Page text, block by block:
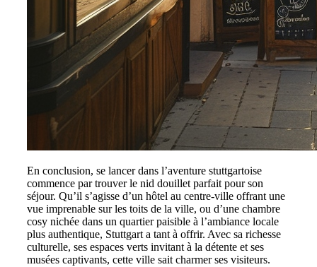
En conclusion, se lancer dans l’aventure stuttgartoise
commence par trouver le nid douillet parfait pour son
séjour. Qu’il s’agisse d’un hôtel au centre-ville offrant une
vue imprenable sur les toits de la ville, ou d’une chambre
cosy nichée dans un quartier paisible à l’ambiance locale
plus authentique, Stuttgart a tant à offrir. Avec sa richesse
culturelle, ses espaces verts invitant à la détente et ses
musées captivants, cette ville sait charmer ses visiteurs.